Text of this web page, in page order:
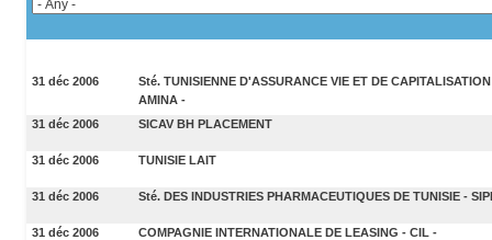
31 déc 2006
Sté. TUNISIENNE D'ASSURANCE VIE ET DE
AMINA -
31 déc 2006
SICAV BH PLACEMENT
31 déc 2006 TUNISIE LAIT
31 déc 2006 Sté. DES INDUSTRIES PHARMACEUTIQUES DE TUNISIE -
31 déc 2006 COMPAGNIE INTERNATIONALE DE LEASING - CIL -